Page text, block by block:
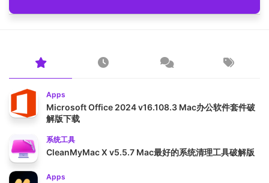
Apps
Microsoft Office 2024 v16.108.3 Mac办公软件套件破
解版下载
系统工具
CleanMyMac X v5.5.7 Mac最好的系统清理工具破解版
Apps